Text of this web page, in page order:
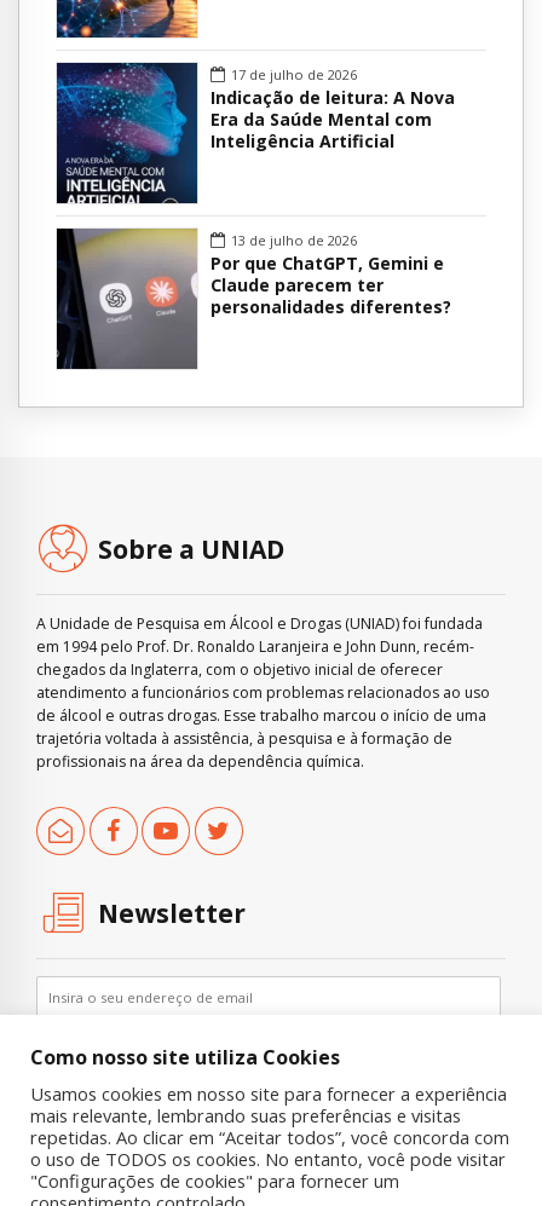
17 de julho de 2026
Indicação de leitura: A Nova
Era da Saúde Mental com
Inteligência Artificial
13 de julho de 2026
Por que ChatGPT, Gemini e
Claude parecem ter
personalidades diferentes?
Sobre a UNIAD
A Unidade de Pesquisa em Álcool e Drogas (UNIAD) foi fundada
em 1994 pelo Prof. Dr. Ronaldo Laranjeira e John Dunn, recém-
chegados da Inglaterra, com o objetivo inicial de oferecer
atendimento a funcionários com problemas relacionados ao uso
de álcool e outras drogas. Esse trabalho marcou o início de uma
trajetória voltada à assistência, à pesquisa e à formação de
profissionais na área da dependência química.
Newsletter
Copyright © 2019 UNIAD – Unidade de Pesquisa em Álcool e Drogas
Como nosso site utiliza Cookies
Usamos cookies em nosso site para fornecer a experiência
mais relevante, lembrando suas preferências e visitas
repetidas. Ao clicar em “Aceitar todos”, você concorda com
o uso de TODOS os cookies. No entanto, você pode visitar
"Configurações de cookies" para fornecer um